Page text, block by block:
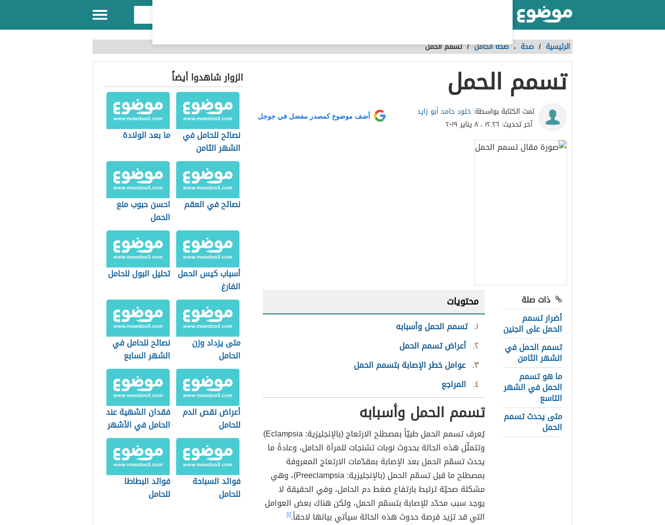
الرئيسية / صحة ،صحة الحامل /تسمم الحمل
تسمم الحمل
تمت الكتابة بواسطة:خلود حامد أبو زايد
آخر تحديث: ١٢:٢٦ ، ٨ يناير ٢٠١٩
أضف موضوع كمصدر مفضل في جوجل
ذات صلة
أضرار تسمم
الحمل على الجنين
تسمم الحمل في
الشهر الثامن
ما هو تسمم
الحمل في الشهر
التاسع
متى يحدث تسمم
الحمل
محتويات
١ تسمم الحمل وأسبابه
٢ أعراض تسمم الحمل
٣ عوامل خطر الإصابة بتسمم الحمل
٤ المراجع
تسمم الحمل وأسبابه
يُعرف تسمم الحمل طبيّاً بمصطلح الارتعاج (بالإنجليزية: Eclampsia)
وتتمثّل هذه الحالة بحدوث نوبات تشنجات للمرأة الحامل، وعادةً ما
يحدث تسمّم الحمل بعد الإصابة بمقدّمات الارتعاج المعروفة
بمصطلح ما قبل تسمّم الحمل (بالإنجليزية: Preeclampsia)، وهي
مشكلة صحيّة ترتبط بارتفاع ضغط دم الحامل، وفي الحقيقة لا
يوجد سبب محدّد للإصابة بتسمّم الحمل، ولكن هناك بعض العوامل
التي قد تزيد فرصة حدوث هذه الحالة سيأتي بيانها لاحقاً.[١]
الزوار شاهدوا أيضاً
نصائح للحامل في
الشهر الثامن
ما بعد الولادة
نصائح في العقم
احسن حبوب منع
الحمل
أسباب كيس الحمل
الفارغ
تحليل البول للحامل
متى يزداد وزن
الحامل
نصائح للحامل في
الشهر السابع
أعراض نقص الدم
للحامل
فقدان الشهية عند
الحامل في الأشهر
الأولى
فوائد السباحة
للحامل
فوائد البطاطا
للحامل